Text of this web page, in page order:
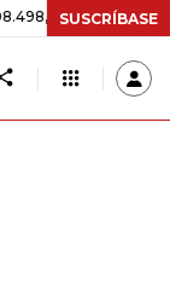
+$ 8.753,81 +2,19%
SUSCRÍBASE